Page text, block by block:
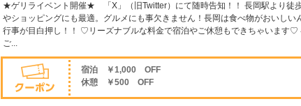
★ゲリライベント開催★ 「X」（旧Twitter）にて随時告知！！ 長岡駅より徒
やショッピングにも最適。グルメにも事欠きません！長岡は食べ物がおいし
行事が目白押し！！ ♡リーズナブルな料金で宿泊やご休憩もできちゃいます
ご...
宿泊 ￥1,000 OFF
休憩 ￥500 OFF